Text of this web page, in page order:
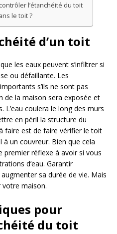
l’étanchéité du toit
le toit ?
d’un toit
les eaux peuvent s’infiltrer si
ou défaillante. Les
s’ils ne sont pas
de la maison sera exposée et
L’eau coulera le long des murs
en péril la structure du
faire est de faire vérifier le toit
un couvreur. Bien que cela
premier réflexe à avoir si vous
d’eau. Garantir
sa durée de vie. Mais
votre maison.
pour
du toit